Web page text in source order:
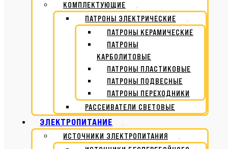
КОМПЛЕКТУЮЩИЕ
ПАТРОНЫ ЭЛЕКТРИЧЕСКИЕ
ПАТРОНЫ КЕРАМИЧЕСКИЕ
ПАТРОНЫ
КАРБОЛИТОВЫЕ
ПАТРОНЫ ПЛАСТИКОВЫЕ
ПАТРОНЫ ПОДВЕСНЫЕ
ПАТРОНЫ ПЕРЕХОДНИКИ
РАССЕИВАТЕЛИ СВЕТОВЫЕ
ЭЛЕКТРОПИТАНИЕ
ИСТОЧНИКИ ЭЛЕКТРОПИТАНИЯ